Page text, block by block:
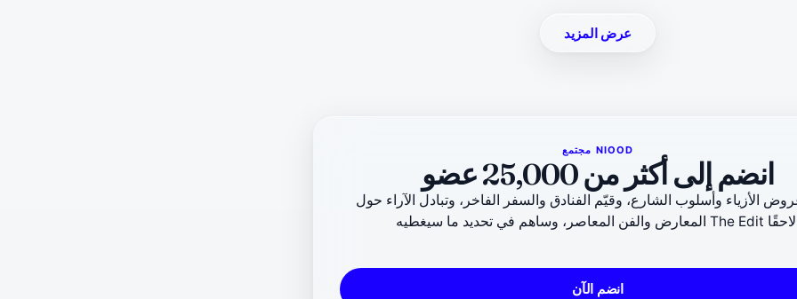
عرض المزيد
مجتمع NIOOD
انضم إلى أكثر من 25,000 عضو
الأزياء وأسلوب الشارع، وقيّم الفنادق والسفر الفاخر، وتبادل الآراء حول
انضم الآن